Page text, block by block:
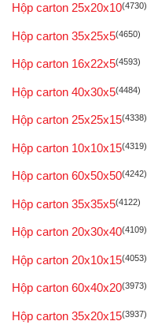
Hộp carton 25x20x10(4730)
Hộp carton 35x25x5(4650)
Hộp carton 16x22x5(4593)
Hộp carton 40x30x5(4484)
Hộp carton 25x25x15(4338)
Hộp carton 10x10x15(4319)
Hộp carton 60x50x50(4242)
Hộp carton 35x35x5(4122)
Hộp carton 20x30x40(4109)
Hộp carton 20x10x15(4053)
Hộp carton 60x40x20(3973)
Hộp carton 35x20x15(3937)